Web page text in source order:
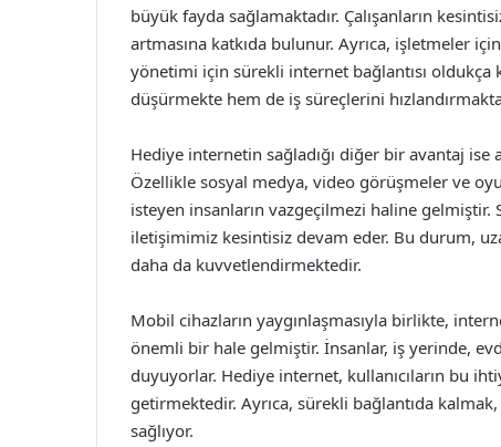
büyük fayda sağlamaktadır. Çalışanların
artmasına katkıda bulunur. Ayrıca, işletmeler
yönetimi için sürekli internet bağlantısı
düşürmekte hem de iş süreçlerini
Hediye internetin sağladığı diğer bir avantaj
Özellikle sosyal medya, video görüşmeler ve
isteyen insanların vazgeçilmezi haline gelmiştir.
iletişimimiz kesintisiz devam eder. Bu durum,
daha da kuvvetlendirmektedir.
Mobil cihazların yaygınlaşmasıyla birlikte,
önemli bir hale gelmiştir. İnsanlar, iş yerinde,
duyuyorlar. Hediye internet, kullanıcıların bu
getirmektedir. Ayrıca, sürekli bağlantıda
sağlıyor.